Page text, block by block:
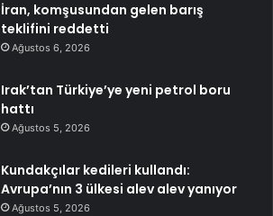
İran, komşusundan gelen barış
teklifini reddetti
Ağustos 6, 2026
Irak’tan Türkiye’ye yeni petrol boru
hattı
Ağustos 5, 2026
Kundakçılar kedileri kullandı:
Avrupa’nın 3 ülkesi alev alev yanıyor
Ağustos 5, 2026